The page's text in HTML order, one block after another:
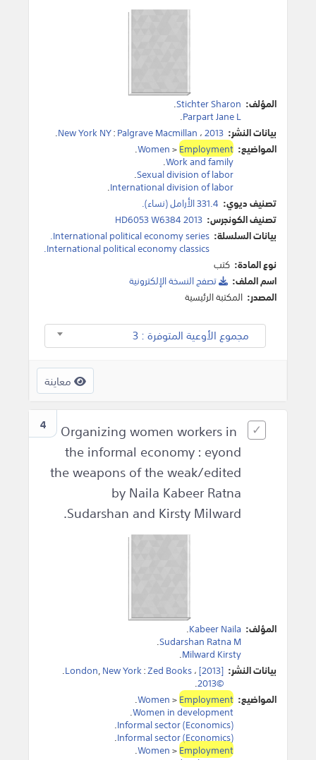
المؤلف: Stichter Sharon
.
Parpart Jane L
.
بيانات النشر:
New York NY:Palgrave Macmillan ،2013
.
المواضيع:
Women>Employment
.
Work and family
.
Sexual division of labor
.
International division of labor
.
تصنيف ديوي: 331.4 الأرامل (نساء).
تصنيف الكونجرس: HD6053 W6384 2013
بيانات السلسلة: International political economy series.
International political economy classics.
نوع المادة: كتب
اسم الملف:
تصفح النسخة اﻹلكترونية
المصدر: المكتبة الرئيسية
مجموع الأوعية المتوفرة : 3
معاينة
4
Organizing women workers in
the informal economy : eyond
the weapons of the weak/edited
by Naila Kabeer Ratna
Sudarshan and Kirsty Milward.
المؤلف: Kabeer Naila
.
Sudarshan Ratna M
.
Milward Kirsty
.
بيانات النشر:
London,New York:Zed Books،[2013]
.
©2013
.
المواضيع:
Women>Employment
.
Women in development
.
Informal sector (Economics)
.
Informal sector (Economics)
.
Women>Employment
.